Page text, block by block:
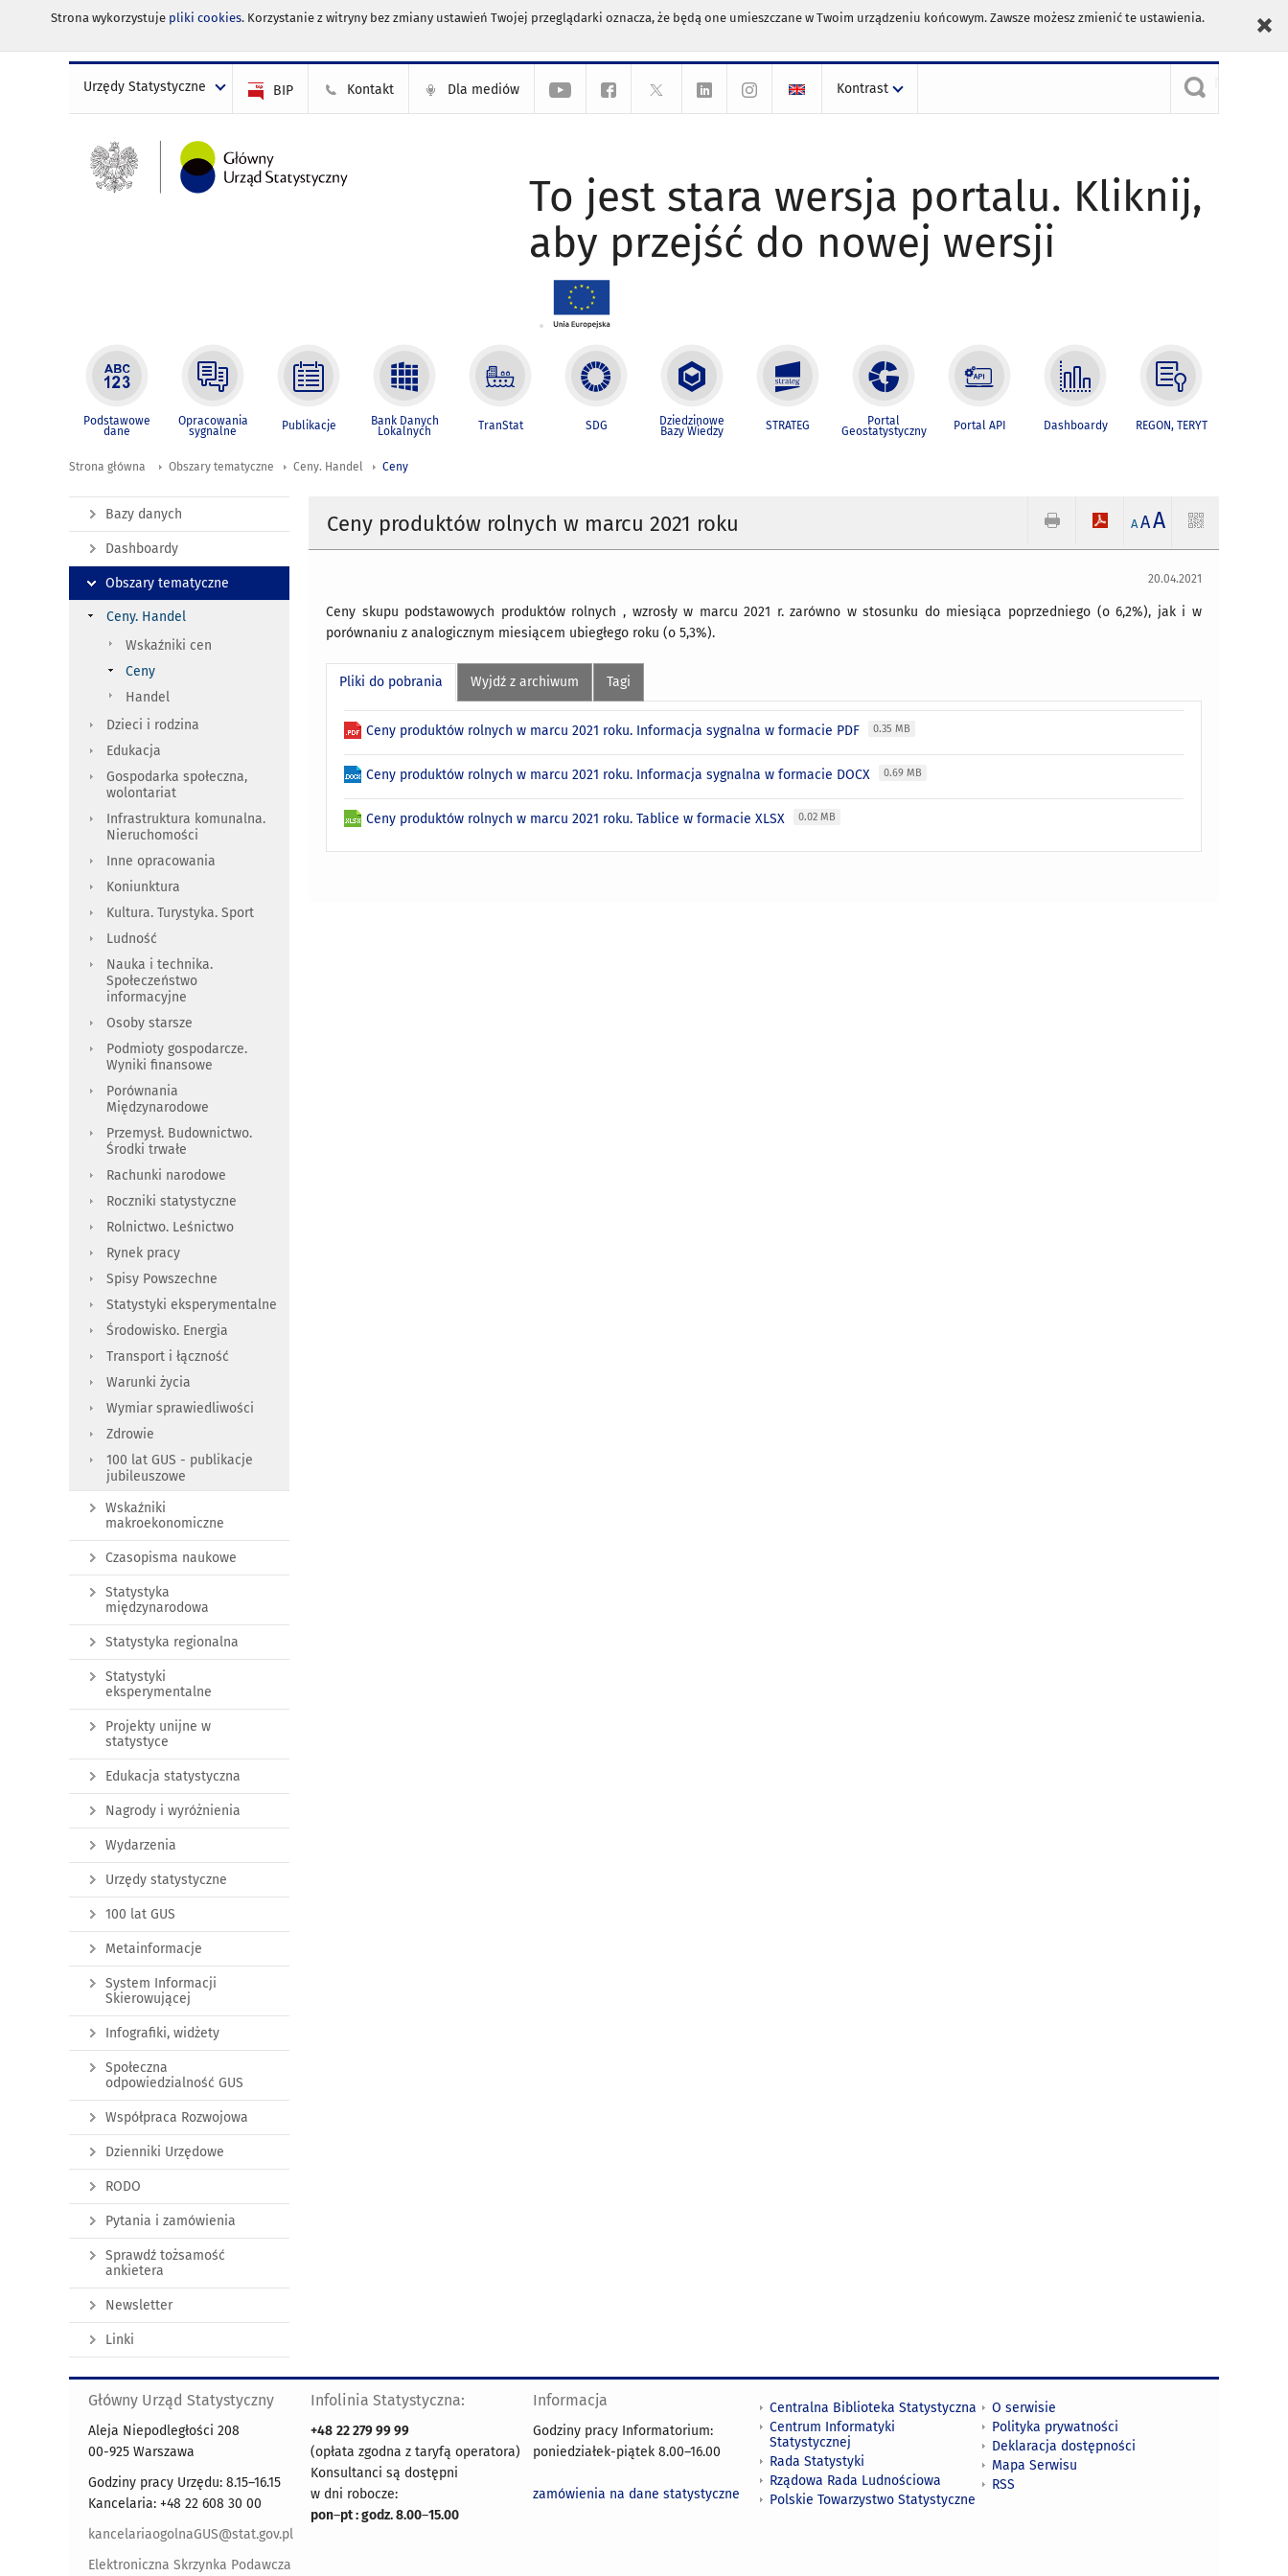
Strona wykorzystuje pliki cookies. Korzystanie z witryny bez zmiany ustawień Twojej przeglądarki oznacza, że będą one umieszczane w Twoim urządzeniu końcowym. Zawsze możesz zmienić te ustawienia.
Urzędy Statystyczne BIP Kontakt Dla mediów Kontrast
To jest stara wersja portalu. Kliknij,
aby przejść do nowej wersji
Podstawowe
dane
Opracowania
sygnalne Publikacje Bank Danych
Lokalnych TranStat SDG Dziedzinowe
Bazy Wiedzy STRATEG Portal
Geostatystyczny Portal API Dashboardy REGON, TERYT
Strona główna Obszary tematyczne Ceny. Handel Ceny
Ceny produktów rolnych w marcu 2021 roku A AA
20.04.2021
Ceny skupu podstawowych produktów rolnych , wzrosły w marcu 2021 r. zarówno w stosunku do miesiąca poprzedniego (o 6,2%), jak i w
porównaniu z analogicznym miesiącem ubiegłego roku (o 5,3%).
Pliki do pobrania Wyjdź z archiwum Tagi
Ceny produktów rolnych w marcu 2021 roku. Informacja sygnalna w formacie PDF 0.35 MB
Ceny produktów rolnych w marcu 2021 roku. Informacja sygnalna w formacie DOCX 0.69 MB
Ceny produktów rolnych w marcu 2021 roku. Tablice w formacie XLSX 0.02 MB
Bazy danych
Dashboardy
Obszary tematyczne
Ceny. Handel
Wskaźniki cen
Ceny
Handel
Dzieci i rodzina
Edukacja
Gospodarka społeczna,
wolontariat
Infrastruktura komunalna.
Nieruchomości
Inne opracowania
Koniunktura
Kultura. Turystyka. Sport
Ludność
Nauka i technika.
Społeczeństwo
informacyjne
Osoby starsze
Podmioty gospodarcze.
Wyniki finansowe
Porównania
Międzynarodowe
Przemysł. Budownictwo.
Środki trwałe
Rachunki narodowe
Roczniki statystyczne
Rolnictwo. Leśnictwo
Rynek pracy
Spisy Powszechne
Statystyki eksperymentalne
Środowisko. Energia
Transport i łączność
Warunki życia
Wymiar sprawiedliwości
Zdrowie
100 lat GUS - publikacje
jubileuszowe
Wskaźniki
makroekonomiczne
Czasopisma naukowe
Statystyka
międzynarodowa
Statystyka regionalna
Statystyki
eksperymentalne
Projekty unijne w
statystyce
Edukacja statystyczna
Nagrody i wyróżnienia
Wydarzenia
Urzędy statystyczne
100 lat GUS
Metainformacje
System Informacji
Skierowującej
Infografiki, widżety
Społeczna
odpowiedzialność GUS
Współpraca Rozwojowa
Dzienniki Urzędowe
RODO
Pytania i zamówienia
Sprawdź tożsamość
ankietera
Newsletter
Linki
Główny Urząd Statystyczny
Aleja Niepodległości 208
00-925 Warszawa
Godziny pracy Urzędu: 8.15–16.15
Kancelaria: +48 22 608 30 00
kancelariaogolnaGUS@stat.gov.pl
Elektroniczna Skrzynka Podawcza
Infolinia Statystyczna:
+48 22 279 99 99
(opłata zgodna z taryfą operatora)
Konsultanci są dostępni
w dni robocze:
pon–pt : godz. 8.00–15.00
Informacja
Godziny pracy Informatorium:
poniedziałek-piątek 8.00–16.00
zamówienia na dane statystyczne
Centralna Biblioteka Statystyczna
Centrum Informatyki
Statystycznej
Rada Statystyki
Rządowa Rada Ludnościowa
Polskie Towarzystwo Statystyczne
O serwisie
Polityka prywatności
Deklaracja dostępności
Mapa Serwisu
RSS